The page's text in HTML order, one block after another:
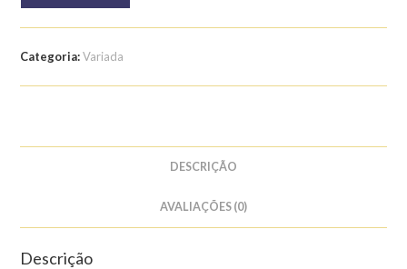
Curso
Categoria:Variada
DESCRIÇÃO
AVALIAÇÕES (0)
Descrição